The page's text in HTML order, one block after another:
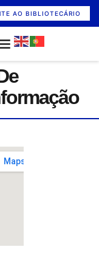
AO BIBLIOTECÁRIO